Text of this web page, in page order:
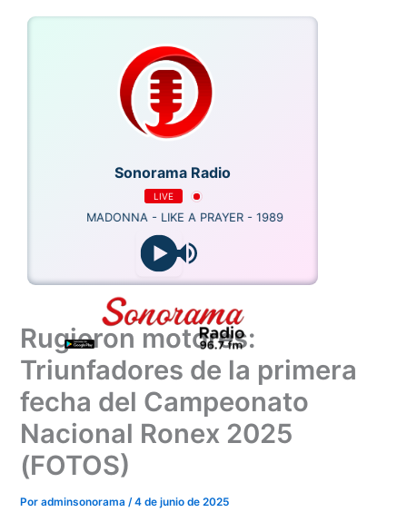
Sonorama Radio
LIVE
MADONNA - LIKE A PRAYER - 1989
Rugieron motores:
Triunfadores de la primera
fecha del Campeonato
Nacional Ronex 2025
(FOTOS)
Poradminsonorama/4 de junio de 2025